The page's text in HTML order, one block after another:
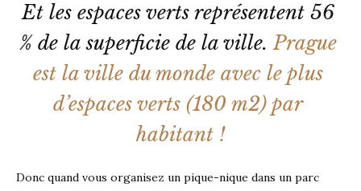
Et les espaces verts représentent 56
% de la superficie de la ville. Prague
est la ville du monde avec le plus
d’espaces verts (180 m2) par
habitant !
Donc quand vous organisez un pique-nique dans un parc